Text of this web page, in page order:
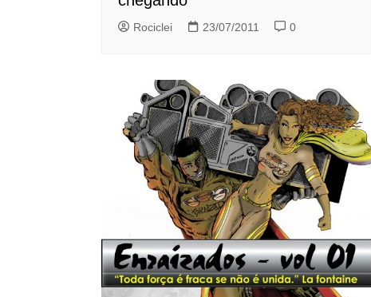
Rociclei 23/07/2011 0